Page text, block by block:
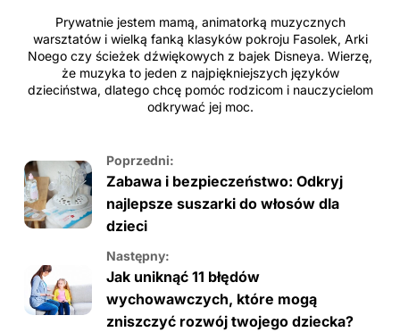
Prywatnie jestem mamą, animatorką muzycznych
warsztatów i wielką fanką klasyków pokroju Fasolek, Arki
Noego czy ścieżek dźwiękowych z bajek Disneya. Wierzę,
że muzyka to jeden z najpiękniejszych języków
dzieciństwa, dlatego chcę pomóc rodzicom i nauczycielom
odkrywać jej moc.
Poprzedni:
Zabawa i bezpieczeństwo: Odkryj
najlepsze suszarki do włosów dla
dzieci
Następny:
Jak uniknąć 11 błędów
wychowawczych, które mogą
zniszczyć rozwój twojego dziecka?